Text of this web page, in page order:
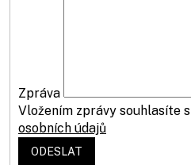
Zpráva
Vložením zprávy souhlasíte s
osobních údajů